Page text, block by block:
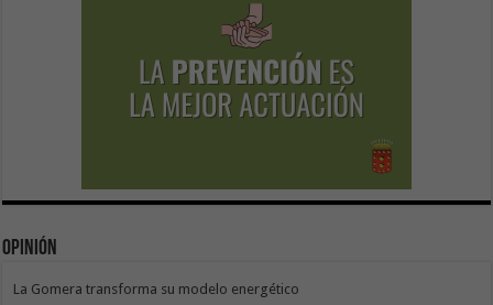
Opinión
La Gomera transforma su modelo energético